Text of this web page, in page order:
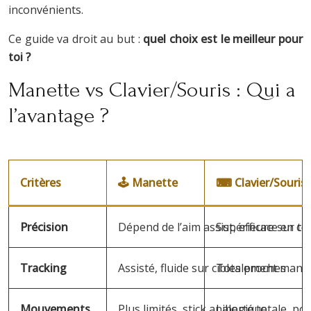
inconvénients.
Ce guide va droit au but : quel choix est le meilleur pour
toi ?
Manette vs Clavier/Souris : Qui a
l’avantage ?
Critères 🕹 Manette ⌨ Clavier/Souris
Précision Dépend de l’aim assist, efficace en
Supérieure sur
Tracking Assisté, fluide sur cibles proches
Totalement